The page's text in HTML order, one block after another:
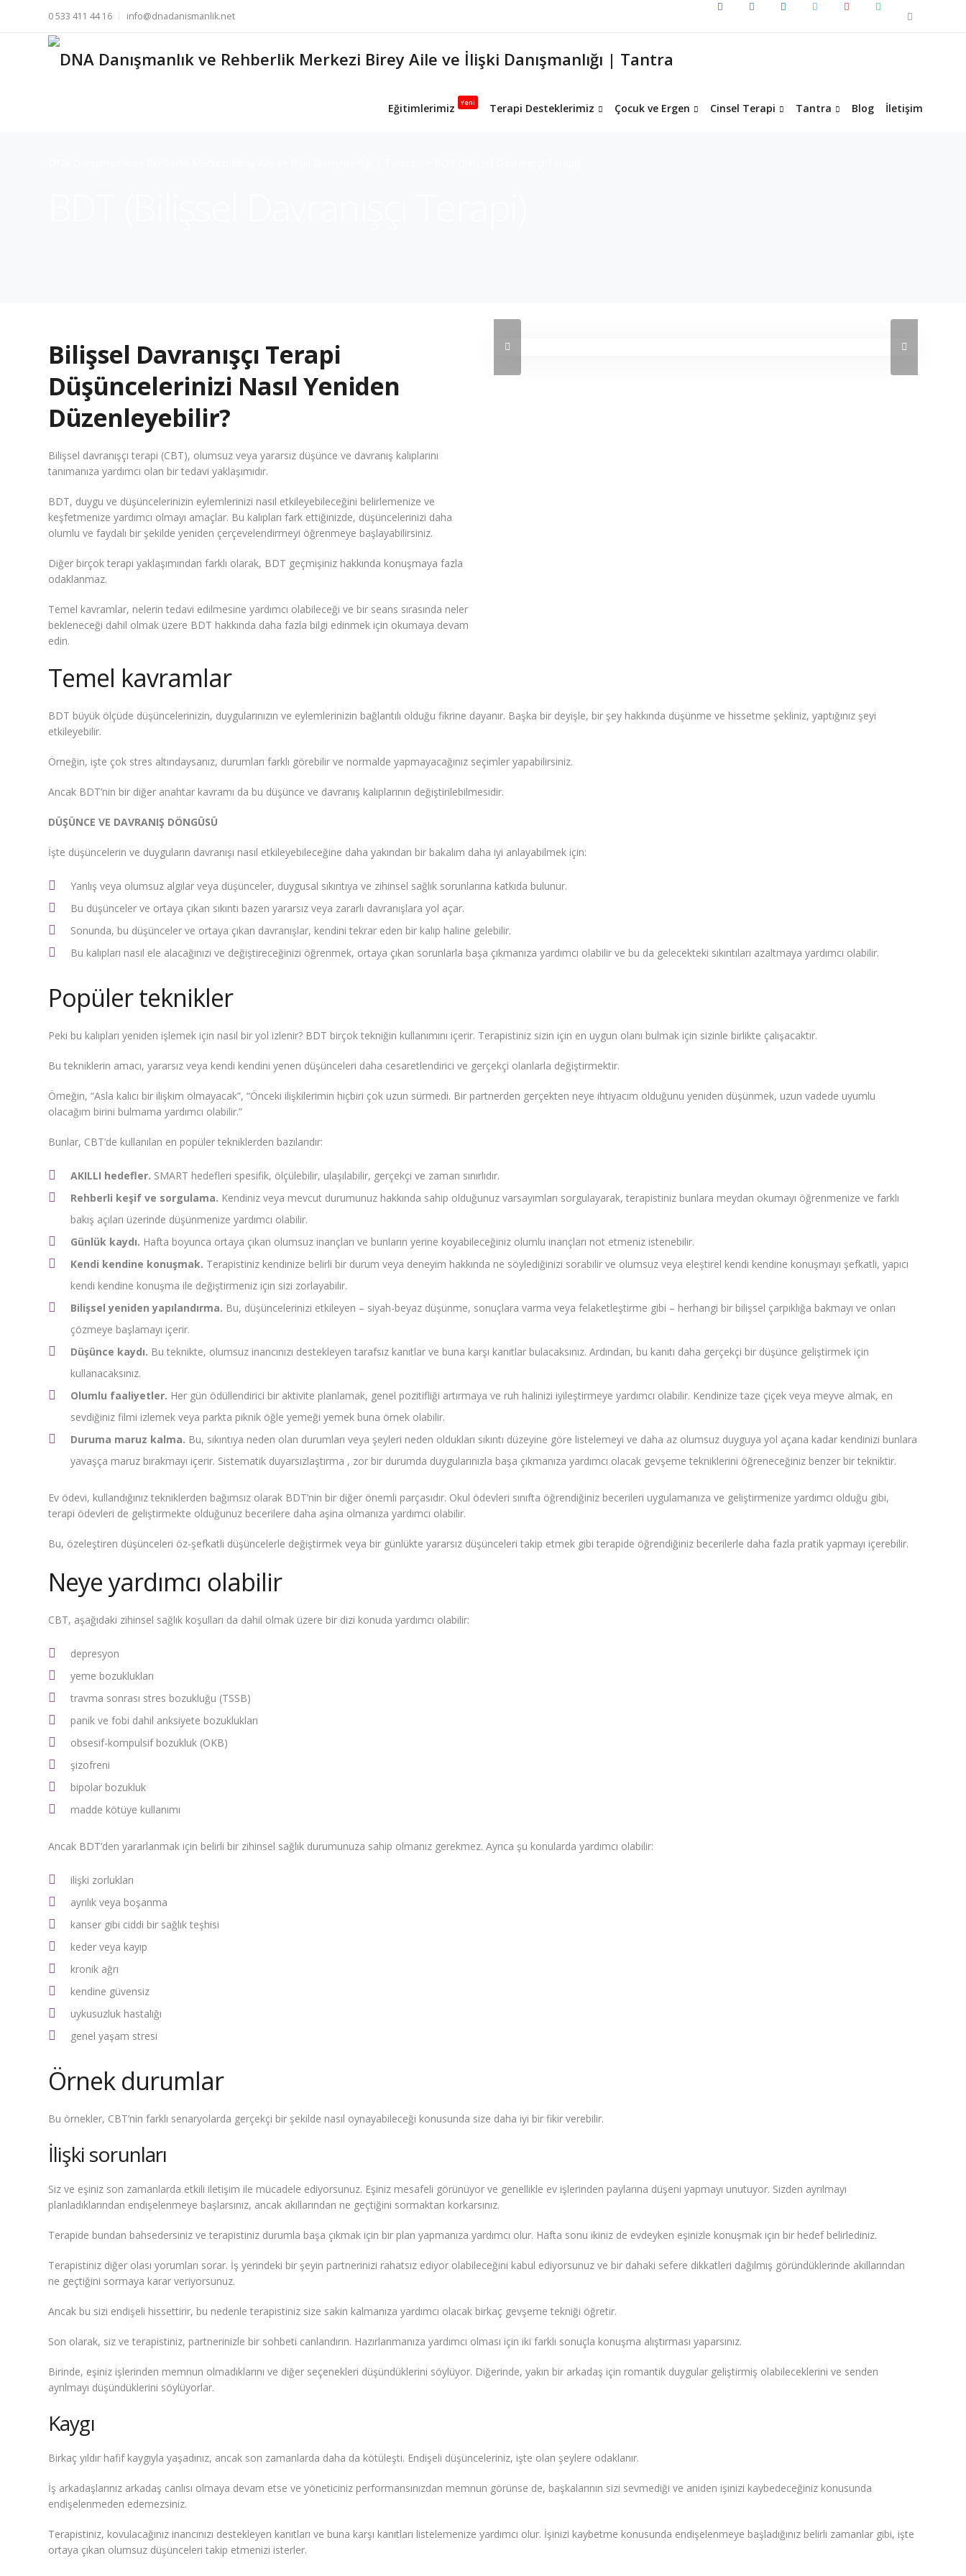
0 533 411 44 16 info@dnadanismanlik.net
Eğitimlerimiz Yeni Terapi Desteklerimiz Çocuk ve Ergen Cinsel Terapi Tantra Blog İletişim
Bilişsel Davranışçı Terapi
Düşüncelerinizi Nasıl Yeniden
Düzenleyebilir?
Bilişsel davranışçı terapi (CBT), olumsuz veya yararsız düşünce ve davranış kalıplarını
tanımanıza yardımcı olan bir tedavi yaklaşımıdır.
BDT, duygu ve düşüncelerinizin eylemlerinizi nasıl etkileyebileceğini belirlemenize ve
keşfetmenize yardımcı olmayı amaçlar. Bu kalıpları fark ettiğinizde, düşüncelerinizi daha
olumlu ve faydalı bir şekilde yeniden çerçevelendirmeyi öğrenmeye başlayabilirsiniz.
Diğer birçok terapi yaklaşımından farklı olarak, BDT geçmişiniz hakkında konuşmaya fazla
odaklanmaz.
Temel kavramlar, nelerin tedavi edilmesine yardımcı olabileceği ve bir seans sırasında neler
bekleneceği dahil olmak üzere BDT hakkında daha fazla bilgi edinmek için okumaya devam
edin.
Temel kavramlar
BDT büyük ölçüde düşüncelerinizin, duygularınızın ve eylemlerinizin bağlantılı olduğu fikrine dayanır. Başka bir deyişle, bir şey hakkında düşünme ve hissetme şekliniz, yaptığınız şeyi
etkileyebilir.
Örneğin, işte çok stres altındaysanız, durumları farklı görebilir ve normalde yapmayacağınız seçimler yapabilirsiniz.
Ancak BDT’nin bir diğer anahtar kavramı da bu düşünce ve davranış kalıplarının değiştirilebilmesidir.
DÜŞÜNCE VE DAVRANIŞ DÖNGÜSÜ
İşte düşüncelerin ve duyguların davranışı nasıl etkileyebileceğine daha yakından bir bakalım daha iyi anlayabilmek için:
Yanlış veya olumsuz algılar veya düşünceler, duygusal sıkıntıya ve zihinsel sağlık sorunlarına katkıda bulunur.
Bu düşünceler ve ortaya çıkan sıkıntı bazen yararsız veya zararlı davranışlara yol açar.
Sonunda, bu düşünceler ve ortaya çıkan davranışlar, kendini tekrar eden bir kalıp haline gelebilir.
Bu kalıpları nasıl ele alacağınızı ve değiştireceğinizi öğrenmek, ortaya çıkan sorunlarla başa çıkmanıza yardımcı olabilir ve bu da gelecekteki sıkıntıları azaltmaya yardımcı olabilir.
Popüler teknikler
Peki bu kalıpları yeniden işlemek için nasıl bir yol izlenir? BDT birçok tekniğin kullanımını içerir. Terapistiniz sizin için en uygun olanı bulmak için sizinle birlikte çalışacaktır.
Bu tekniklerin amacı, yararsız veya kendi kendini yenen düşünceleri daha cesaretlendirici ve gerçekçi olanlarla değiştirmektir.
Örneğin, “Asla kalıcı bir ilişkim olmayacak”, “Önceki ilişkilerimin hiçbiri çok uzun sürmedi. Bir partnerden gerçekten neye ihtiyacım olduğunu yeniden düşünmek, uzun vadede uyumlu
olacağım birini bulmama yardımcı olabilir.”
Bunlar, CBT’de kullanılan en popüler tekniklerden bazılarıdır:
AKILLI hedefler. SMART hedefleri spesifik, ölçülebilir, ulaşılabilir, gerçekçi ve zaman sınırlıdır.
Rehberli keşif ve sorgulama. Kendiniz veya mevcut durumunuz hakkında sahip olduğunuz varsayımları sorgulayarak, terapistiniz bunlara meydan okumayı öğrenmenize ve farklı
bakış açıları üzerinde düşünmenize yardımcı olabilir.
Günlük kaydı. Hafta boyunca ortaya çıkan olumsuz inançları ve bunların yerine koyabileceğiniz olumlu inançları not etmeniz istenebilir.
Kendi kendine konuşmak. Terapistiniz kendinize belirli bir durum veya deneyim hakkında ne söylediğinizi sorabilir ve olumsuz veya eleştirel kendi kendine konuşmayı şefkatli, yapıcı
kendi kendine konuşma ile değiştirmeniz için sizi zorlayabilir.
Bilişsel yeniden yapılandırma. Bu, düşüncelerinizi etkileyen – siyah-beyaz düşünme, sonuçlara varma veya felaketleştirme gibi – herhangi bir bilişsel çarpıklığa bakmayı ve onları
çözmeye başlamayı içerir.
Düşünce kaydı. Bu teknikte, olumsuz inancınızı destekleyen tarafsız kanıtlar ve buna karşı kanıtlar bulacaksınız. Ardından, bu kanıtı daha gerçekçi bir düşünce geliştirmek için
kullanacaksınız.
Olumlu faaliyetler. Her gün ödüllendirici bir aktivite planlamak, genel pozitifliği artırmaya ve ruh halinizi iyileştirmeye yardımcı olabilir. Kendinize taze çiçek veya meyve almak, en
sevdiğiniz filmi izlemek veya parkta piknik öğle yemeği yemek buna örnek olabilir.
Duruma maruz kalma. Bu, sıkıntıya neden olan durumları veya şeyleri neden oldukları sıkıntı düzeyine göre listelemeyi ve daha az olumsuz duyguya yol açana kadar kendinizi bunlara
yavaşça maruz bırakmayı içerir. Sistematik duyarsızlaştırma , zor bir durumda duygularınızla başa çıkmanıza yardımcı olacak gevşeme tekniklerini öğreneceğiniz benzer bir tekniktir.
Ev ödevi, kullandığınız tekniklerden bağımsız olarak BDT’nin bir diğer önemli parçasıdır. Okul ödevleri sınıfta öğrendiğiniz becerileri uygulamanıza ve geliştirmenize yardımcı olduğu gibi,
terapi ödevleri de geliştirmekte olduğunuz becerilere daha aşina olmanıza yardımcı olabilir.
Bu, özeleştiren düşünceleri öz-şefkatli düşüncelerle değiştirmek veya bir günlükte yararsız düşünceleri takip etmek gibi terapide öğrendiğiniz becerilerle daha fazla pratik yapmayı içerebilir.
Neye yardımcı olabilir
CBT, aşağıdaki zihinsel sağlık koşulları da dahil olmak üzere bir dizi konuda yardımcı olabilir:
depresyon
yeme bozuklukları
travma sonrası stres bozukluğu (TSSB)
panik ve fobi dahil anksiyete bozuklukları
obsesif-kompulsif bozukluk (OKB)
şizofreni
bipolar bozukluk
madde kötüye kullanımı
Ancak BDT’den yararlanmak için belirli bir zihinsel sağlık durumunuza sahip olmanız gerekmez. Ayrıca şu konularda yardımcı olabilir:
ilişki zorlukları
ayrılık veya boşanma
kanser gibi ciddi bir sağlık teşhisi
keder veya kayıp
kronik ağrı
kendine güvensiz
uykusuzluk hastalığı
genel yaşam stresi
Örnek durumlar
Bu örnekler, CBT’nin farklı senaryolarda gerçekçi bir şekilde nasıl oynayabileceği konusunda size daha iyi bir fikir verebilir.
İlişki sorunları
Siz ve eşiniz son zamanlarda etkili iletişim ile mücadele ediyorsunuz. Eşiniz mesafeli görünüyor ve genellikle ev işlerinden paylarına düşeni yapmayı unutuyor. Sizden ayrılmayı
planladıklarından endişelenmeye başlarsınız, ancak akıllarından ne geçtiğini sormaktan korkarsınız.
Terapide bundan bahsedersiniz ve terapistiniz durumla başa çıkmak için bir plan yapmanıza yardımcı olur. Hafta sonu ikiniz de evdeyken eşinizle konuşmak için bir hedef belirlediniz.
Terapistiniz diğer olası yorumları sorar. İş yerindeki bir şeyin partnerinizi rahatsız ediyor olabileceğini kabul ediyorsunuz ve bir dahaki sefere dikkatleri dağılmış göründüklerinde akıllarından
ne geçtiğini sormaya karar veriyorsunuz.
Ancak bu sizi endişeli hissettirir, bu nedenle terapistiniz size sakin kalmanıza yardımcı olacak birkaç gevşeme tekniği öğretir.
Son olarak, siz ve terapistiniz, partnerinizle bir sohbeti canlandırın. Hazırlanmanıza yardımcı olması için iki farklı sonuçla konuşma alıştırması yaparsınız.
Birinde, eşiniz işlerinden memnun olmadıklarını ve diğer seçenekleri düşündüklerini söylüyor. Diğerinde, yakın bir arkadaş için romantik duygular geliştirmiş olabileceklerini ve senden
ayrılmayı düşündüklerini söylüyorlar.
Kaygı
Birkaç yıldır hafif kaygıyla yaşadınız, ancak son zamanlarda daha da kötüleşti. Endişeli düşünceleriniz, işte olan şeylere odaklanır.
İş arkadaşlarınız arkadaş canlısı olmaya devam etse ve yöneticiniz performansınızdan memnun görünse de, başkalarının sizi sevmediği ve aniden işinizi kaybedeceğiniz konusunda
endişelenmeden edemezsiniz.
Terapistiniz, kovulacağınız inancınızı destekleyen kanıtları ve buna karşı kanıtları listelemenize yardımcı olur. İşinizi kaybetme konusunda endişelenmeye başladığınız belirli zamanlar gibi, işte
ortaya çıkan olumsuz düşünceleri takip etmenizi isterler.